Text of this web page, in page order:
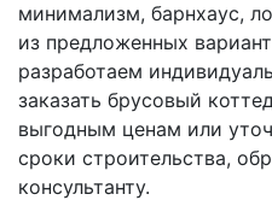
минимализм, барнхаус,
из предложенных
разработаем
заказать брусовый
выгодным ценам или
сроки строительства,
консультанту.